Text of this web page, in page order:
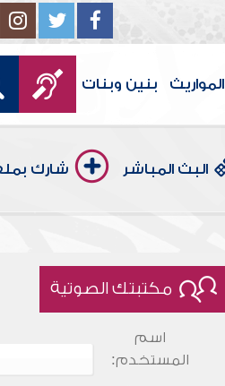
المواريث بنين وبنات
البث المباشر شارك
مكتبتك الصوتية
اسم
المستخدم: